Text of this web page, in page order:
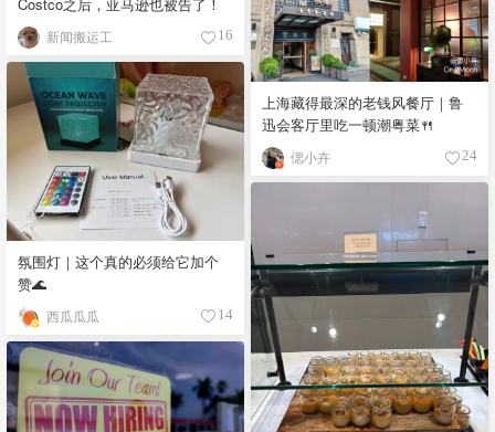
Costco之后，亚马逊也被告了！
新闻搬运工 16
上海藏得最深的老钱风餐厅｜鲁
迅会客厅里吃一顿潮粤菜🍴
偲小卉 24
氛围灯｜这个真的必须给它加个
赞🌊
西瓜瓜瓜 14